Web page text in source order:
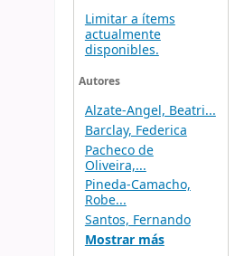
Limitar a ítems
actualmente
disponibles.
Autores
Alzate-Angel, Beatri...
Barclay, Federica
Pacheco de
Oliveira,...
Pineda-Camacho,
Robe...
Santos, Fernando
Mostrar más